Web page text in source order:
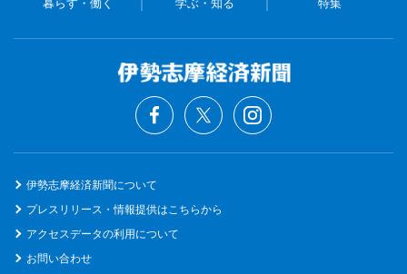
伊勢志摩経済新聞について
プレスリリース・情報提供はこちらから
アクセスデータの利用について
お問い合わせ